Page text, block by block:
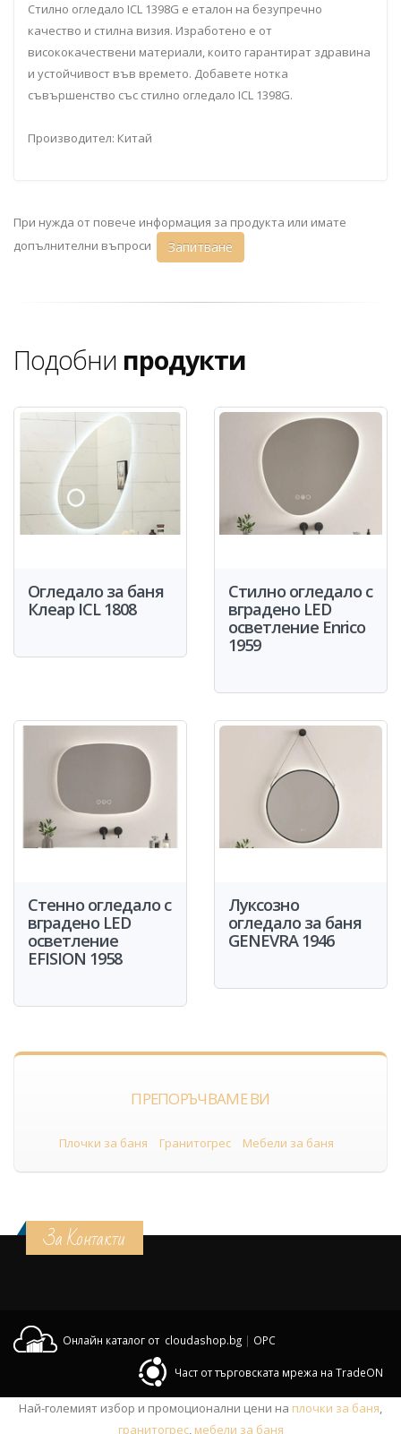
Стилно огледало ICL 1398G е еталон на безупречно
качество и стилна визия. Изработено е от
висококачествени материали, които гарантират здравина
и устойчивост във времето. Добавете нотка
съвършенство със стилно огледало ICL 1398G.
Производител: Китай
При нужда от повече информация за продукта или имате
допълнителни въпроси
Запитване
Подобни продукти
Огледало за баня
Клеар ICL 1808
Стилно огледало с
вградено LED
осветление Enrico
1959
Стенно огледало с
вградено LED
осветление
EFISION 1958
Луксозно
огледало за баня
GENEVRA 1946
ПРЕПОРЪЧВАМЕ ВИ
Плочки за баня Гранитогрес Мебели за баня
За Контакти
Онлайн каталог от cloudashop.bg | OPC
Част от търговската мрежа на TradeON
Най-големият избор и промоционални цени на плочки за баня,
гранитогрес, мебели за баня